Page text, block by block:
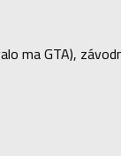
ma GTA),